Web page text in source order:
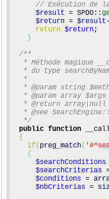
// Exécution de la
$result = SPDO::
$return = $result
return $return;
}
/**
* Méthode magique
* du type
   *
* @param string
* @param array
* @return
* @see
   */
public function
{
if( preg_match(
{
$searchConditions
$searchCriterias
$conditions =
$nbCriterias =